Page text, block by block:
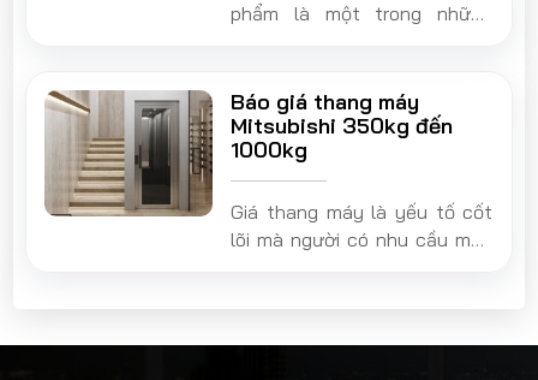
phẩm là một trong những
nghiệp, các khách sạn cho
đến hệ thống các trung tâm,
siêu thị,… sử dụng để có thể
hỗ trợ tốt nhất cho việc vận
chuyển hàng hóa phục vụ
hoạt động sản xuất.
Báo giá thang máy
Mitsubishi 350kg đến
1000kg
Giá thang máy là yếu tố cốt
lõi mà người có nhu cầu mua
phân phối tài chính phù hợp